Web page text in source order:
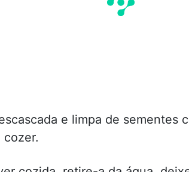
e limpa de sementes
cozer.